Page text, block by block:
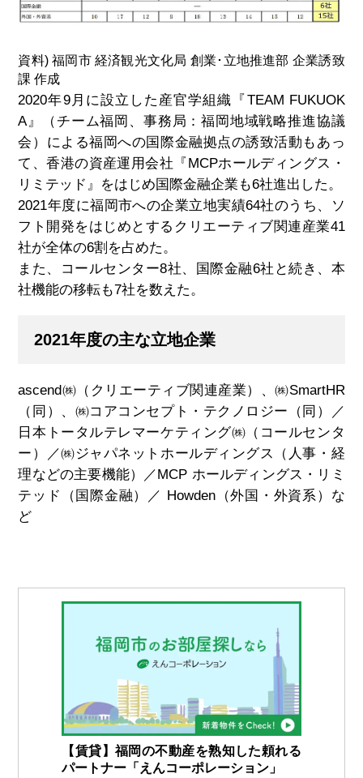
資料) 福岡市 経済観光文化局 創業･立地推進部 企業誘致
課 作成
2020年9月に設立した産官学組織『TEAM FUKUOK
A』（チーム福岡、事務局：福岡地域戦略推進協議
会）による福岡への国際金融拠点の誘致活動もあっ
て、香港の資産運用会社『MCPホールディングス・
リミテッド』をはじめ国際金融企業も6社進出した。
2021年度に福岡市への企業立地実績64社のうち、ソ
フト開発をはじめとするクリエーティブ関連産業41
社が全体の6割を占めた。
また、コールセンター8社、国際金融6社と続き、本
社機能の移転も7社を数えた。
2021年度の主な立地企業
ascend㈱（クリエーティブ関連産業）、㈱SmartHR
（同）、㈱コアコンセプト・テクノロジー（同）／
日本トータルテレマーケティング㈱（コールセンタ
ー）／㈱ジャパネットホールディングス（人事・経
理などの主要機能）／MCP ホールディングス・リミ
テッド（国際金融）／ Howden（外国・外資系）な
ど
【賃貸】福岡の不動産を熟知した頼れる
パートナー「えんコーポレーション」